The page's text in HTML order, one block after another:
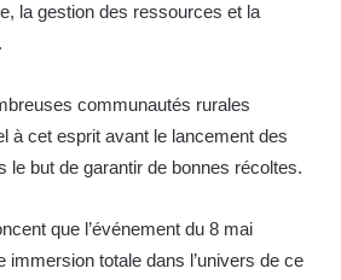
la gestion des ressources et la
communautés rurales
à cet esprit avant le lancement des
le but de garantir de bonnes récoltes.
que l’événement du 8 mai
immersion totale dans l’univers de ce